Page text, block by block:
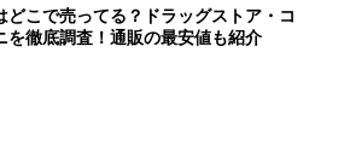
どこで売ってる？ドラッグストア・コ
を徹底調査！通販の最安値も紹介